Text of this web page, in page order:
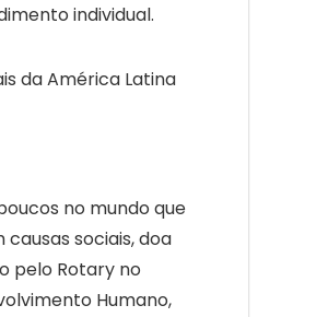
individual.
da América Latina
no mundo que
sociais, doa
pelo Rotary no
Humano,